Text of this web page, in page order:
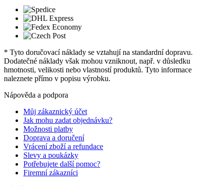
* Tyto doručovací náklady se vztahují na standardní dopravu.
Dodatečné náklady však mohou vzniknout, např. v důsledku
hmotnosti, velikosti nebo vlastností produktů. Tyto informace
naleznete přímo v popisu výrobku.
Nápověda a podpora
Můj zákaznický účet
Jak mohu zadat objednávku?
Možnosti platby
Doprava a doručení
Vrácení zboží a refundace
Slevy a poukázky
Potřebujete další pomoc?
Firemní zákazníci